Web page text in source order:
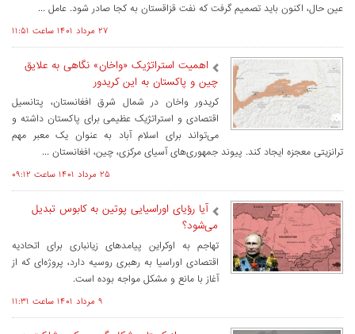
عین حال، اکنون باید تصمیم گرفت که نفت قزاقستان به کجا صادر شود. عامل ...
۲۷ مرداد ۱۴۰۱ ساعت ۱۱:۵۱
اهمیت استراتژیک «واخان» نگاهی به علایق
چین و پاکستان به این کریدور
کریدور واخان در شمال شرق افغانستان، پتانسیل
اقتصادی و استراتژیک عظیمی برای پاکستان داشته و
می‌تواند برای اسلام آباد به عنوان یک معبر مهم
ترانزیتی معجزه ایجاد کند. پیوند جمهوری‌های آسیای مرکزی، چین، افغانستان ...
۲۵ مرداد ۱۴۰۱ ساعت ۰۹:۱۲
آیا رؤیای اوراسیایی پوتین به کابوس تبدیل
می‌شود؟
تهاجم به اوکراین پیامدهای زیانباری برای اتحادیه
اقتصادی اوراسیا به رهبری روسیه دارد، پروژه­‌ای که از
آغاز با مانع و مشکل مواجه بوده است.
۹ مرداد ۱۴۰۱ ساعت ۱۱:۳۱